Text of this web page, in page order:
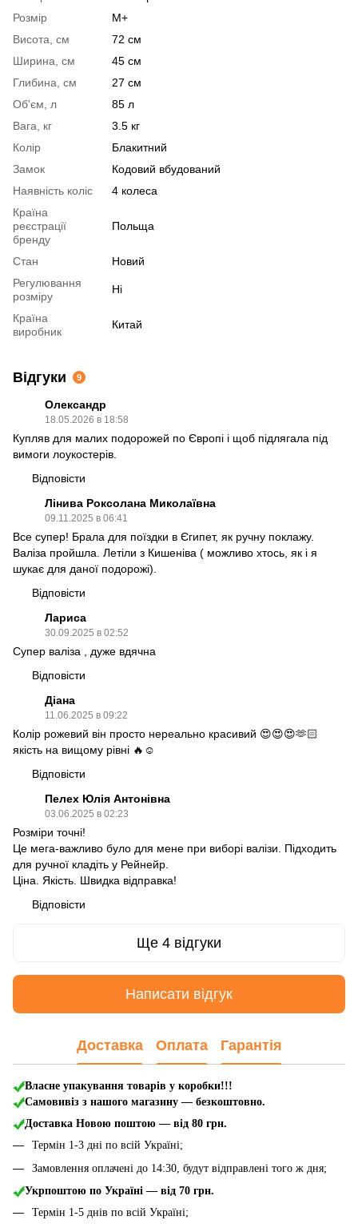
Розмір
M+
Висота, см
72 см
Ширина, см
45 см
Глибина, см
27 см
Об'єм, л
85 л
Вага, кг
3.5 кг
Колір
Блакитний
Замок
Кодовий вбудований
Наявність коліс
4 колеса
Країна
реєстрації
бренду
Польща
Стан
Новий
Регулювання
розміру
Ні
Країна
виробник
Китай
Відгуки 9
Олександр
18.05.2026 в 18:58
Купляв для малих подорожей по Європі і щоб підлягала під
вимоги лоукостерів.
Відповісти
Лінива Роксолана Миколаївна
09.11.2025 в 06:41
Все супер! Брала для поїздки в Єгипет, як ручну поклажу.
Валіза пройшла. Летіли з Кишеніва ( можливо хтось, як і я
шукає для даної подорожі).
Відповісти
Лариса
30.09.2025 в 02:52
Супер валiза , дуже вдячна
Відповісти
Діана
11.06.2025 в 09:22
Колір рожевий він просто нереально красивий 😍😍😍🫶🏻
якість на вищому рівні 🔥☺️
Відповісти
Пелех Юлія Антонівна
03.06.2025 в 02:23
Розміри точні!
Це мега-важливо було для мене при виборі валізи. Підходить
для ручної кладіть у Рейнейр.
Ціна. Якість. Швидка відправка!
Відповісти
Ще 4 відгуки
Написати відгук
Доставка Оплата Гарантія
Власне упакування товарів у коробки!!!
Самовивіз з нашого магазину — безкоштовно.
Доставка Новою поштою — від 80 грн.
Термін 1-3 дні по всій Україні;
Замовлення оплачені до 14:30, будут відправлені того ж дня;
Укрпоштою по Україні — від 70 грн.
Термін 1-5 днів по всій Україні;